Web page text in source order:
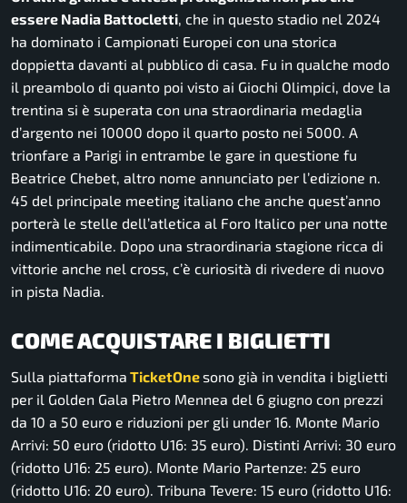
essere Nadia Battocletti, che in questo stadio nel 2024
ha dominato i Campionati Europei con una storica
doppietta davanti al pubblico di casa. Fu in qualche modo
il preambolo di quanto poi visto ai Giochi Olimpici, dove la
trentina si è superata con una straordinaria medaglia
d’argento nei 10000 dopo il quarto posto nei 5000. A
trionfare a Parigi in entrambe le gare in questione fu
Beatrice Chebet, altro nome annunciato per l’edizione n.
45 del principale meeting italiano che anche quest’anno
porterà le stelle dell’atletica al Foro Italico per una notte
indimenticabile. Dopo una straordinaria stagione ricca di
vittorie anche nel cross, c’è curiosità di rivedere di nuovo
in pista Nadia.
COME ACQUISTARE I BIGLIETTI
Sulla piattaforma TicketOnesono già in vendita i biglietti
per il Golden Gala Pietro Mennea del 6 giugno con prezzi
da 10 a 50 euro e riduzioni per gli under 16. Monte Mario
Arrivi: 50 euro (ridotto U16: 35 euro). Distinti Arrivi: 30 euro
(ridotto U16: 25 euro). Monte Mario Partenze: 25 euro
(ridotto U16: 20 euro). Tribuna Tevere: 15 euro (ridotto U16: